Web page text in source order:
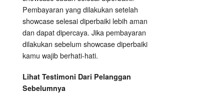
Pembayaran yang dilakukan setelah
showcase selesai diperbaiki lebih aman
dan dapat dipercaya. Jika pembayaran
dilakukan sebelum showcase diperbaiki
kamu wajib berhati-hati.
Lihat Testimoni Dari Pelanggan
Sebelumnya